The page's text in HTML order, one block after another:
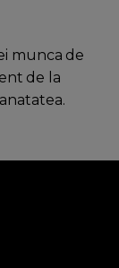
munca de
de la